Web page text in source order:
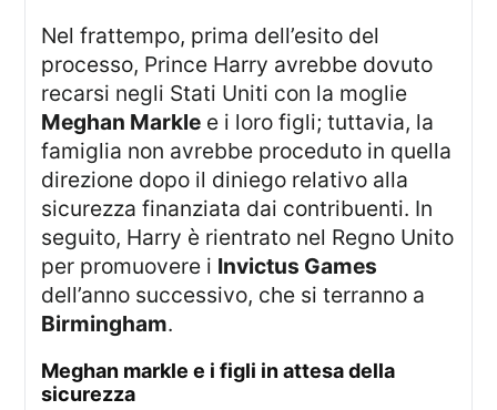
Nel frattempo, prima dell’esito del
processo, Prince Harry avrebbe dovuto
recarsi negli Stati Uniti con la moglie
Meghan Markle e i loro figli; tuttavia, la
famiglia non avrebbe proceduto in quella
direzione dopo il diniego relativo alla
sicurezza finanziata dai contribuenti. In
seguito, Harry è rientrato nel Regno Unito
per promuovere i Invictus Games
dell’anno successivo, che si terranno a
Birmingham.
meghan markle e i figli in attesa della
sicurezza